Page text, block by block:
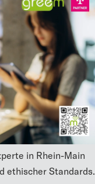
in Rhein-Main
ethischer Standards.